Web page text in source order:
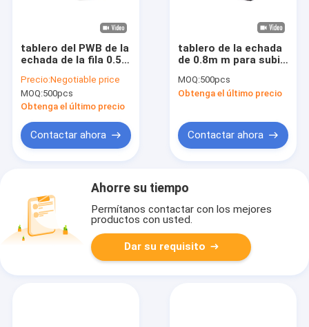
tablero del PWB de la
echada de la fila 0.5m
subir al tipo
femenino de SMT del
conector del jefe
Precio:Negotiable price
MOQ:500pcs
Obtenga el último precio
Contactar ahora
tablero de la echada
de 0.8m m para subir
Conector/conector
impreso PA9T de la
MOQ:500pcs
Obtenga el último precio
Contactar ahora
Ahorre su tiempo
Permítanos contactar con los mejores
productos con usted.
Dar su requisito